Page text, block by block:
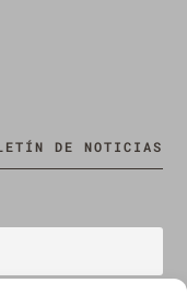
DE NOTICIAS